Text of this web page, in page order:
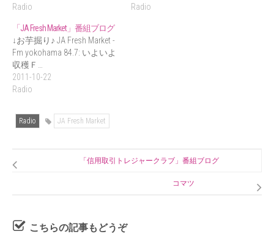
Radio
Radio
「JA Fresh Market」番組ブログ
↓お芋掘り♪ JA Fresh Market -
Fm yokohama 84.7: いよいよ
収穫Ｆ…
2011-10-22
Radio
Radio JA Fresh Market
「信用取引トレジャークラブ」番組ブログ
コマツ
こちらの記事もどうぞ